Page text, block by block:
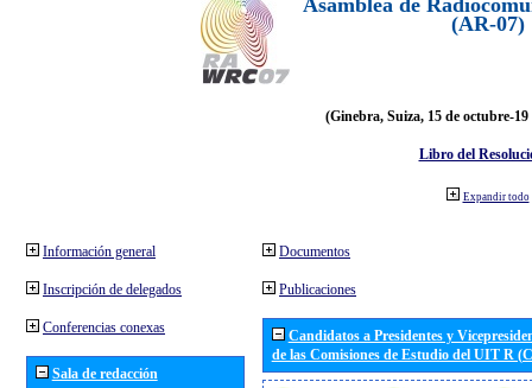
(AR-07)
(Ginebra, Suiza, 15 de octubre-19
Libro del
Expandir todo
Información general
Inscripción de delegados
Conferencias conexas
Sala de redacción
Documentos
Publicaciones
Candidatos a Presidentes y
de las Comisiones de Estudio del UIT R